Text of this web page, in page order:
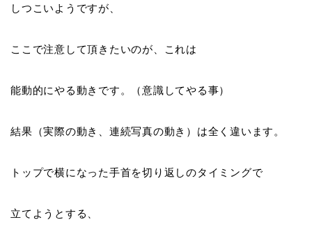
しつこいようですが、
ここで注意して頂きたいのが、これは
能動的にやる動きです。（意識してやる事）
結果（実際の動き、連続写真の動き ）は全く違います。
トップで横になった手首を切り返しのタイミングで
立てようとする、